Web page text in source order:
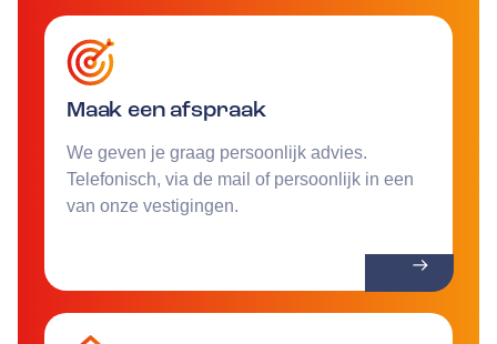
Maak een afspraak
We geven je graag persoonlijk advies.
Telefonisch, via de mail of persoonlijk in een
van onze vestigingen.